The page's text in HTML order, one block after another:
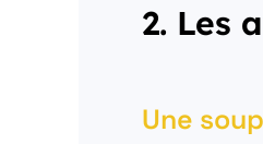
2. Les
Une